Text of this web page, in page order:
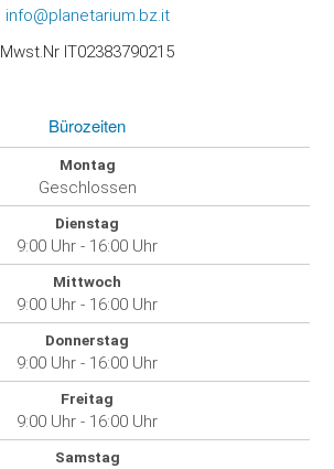
info@planetarium.bz.it
Mwst.Nr IT02383790215
Bürozeiten
Montag
Geschlossen
Dienstag
9:00 Uhr - 16:00 Uhr
Mittwoch
9:00 Uhr - 16:00 Uhr
Donnerstag
9:00 Uhr - 16:00 Uhr
Freitag
9:00 Uhr - 16:00 Uhr
Samstag